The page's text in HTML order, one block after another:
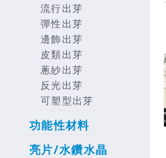
流行出芽
彈性出芽
邊飾出芽
皮類出芽
蔥紗出芽
反光出芽
可塑型出芽
功能性材料
亮片/水鑽水晶